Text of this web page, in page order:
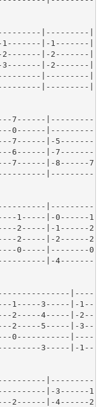
|---------
1-------|-1-------|-
2-------|-2-------|-
3-------|-2-------|-
|---------
|---------
7------
0------
7------|-
6------|-
7------|-8------
1-----|-0------
2-----|-1------
2-----|-2------
0-----|--------
|-
1-----3-----|-
2-----4-----|-
2-----5-----|-
0-----------
3-----|-
|-3------
2------|-4------